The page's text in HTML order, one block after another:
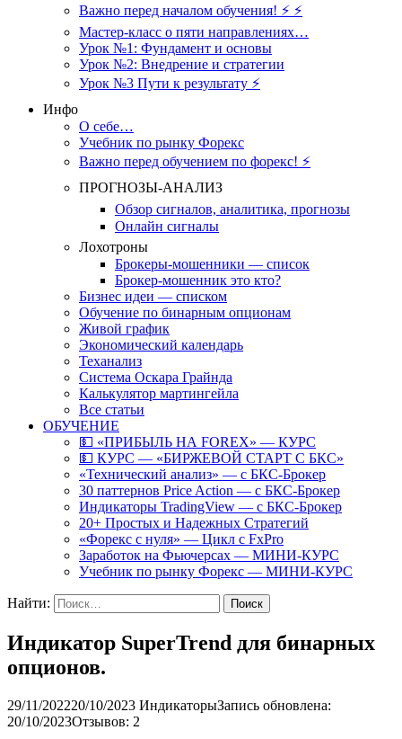
Важно перед началом обучения! ⚡ ⚡
Мастер-класс о пяти направлениях…
Урок №1: Фундамент и основы
Урок №2: Внедрение и стратегии
Урок №3 Пути к результату ⚡️
Инфо
О себе…
Учебник по рынку Форекс
Важно перед обучением по форекс! ⚡
ПРОГНОЗЫ-АНАЛИЗ
Обзор сигналов, аналитика, прогнозы
Онлайн сигналы
Лохотроны
Брокеры-мошенники — список
Брокер-мошенник это кто?
Бизнес идеи — списком
Обучение по бинарным опционам
Живой график
Экономический календарь
Теханализ
Система Оскара Грайнда
Калькулятор мартингейла
Все статьи
ОБУЧЕНИЕ
💵 «ПРИБЫЛЬ НА FOREX» — КУРС
💵 КУРС — «БИРЖЕВОЙ СТАРТ С БКС»
«Технический анализ» — с БКС-Брокер
30 паттернов Price Action — с БКС-Брокер
Индикаторы TradingView — с БКС-Брокер
20+ Простых и Надежных Стратегий
«Форекс с нуля» — Цикл с FxPro
Заработок на Фьючерсах — МИНИ-КУРС
Учебник по рынку Форекс — МИНИ-КУРС
Найти:
Индикатор SuperTrend для бинарных
опционов.
29/11/202220/10/2023 ИндикаторыЗапись обновлена:
20/10/2023Отзывов: 2